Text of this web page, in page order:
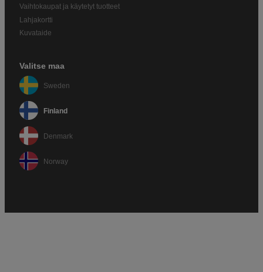
Vaihtokaupat ja käytetyt tuotteet
Lahjakortti
Kuvataide
Valitse maa
Sweden
Finland
Denmark
Norway